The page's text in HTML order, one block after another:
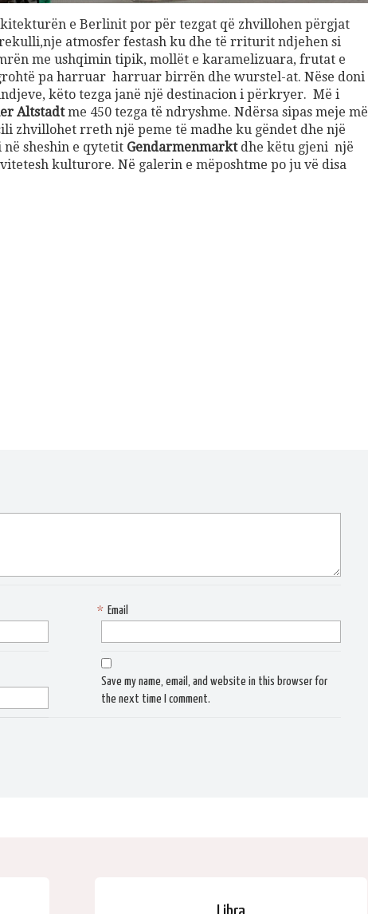
e Berlinit por për tezgat që zhvillohen përgjat
atmosfer festash ku dhe të rriturit ndjehen si
me ushqimin tipik, mollët e karamelizuara, frutat e
pa harruar harruar birrën dhe wurstel-at. Nëse doni
këto tezga janë një destinacion i përkryer. Më i
Altstadtme 450 tezga të ndryshme. Ndërsa sipas meje më
zhvillohet rreth një peme të madhe ku gëndet dhe një
sheshin e qytetit Gendarmenmarktdhe këtu gjeni një
kulturore. Në galerin e mëposhtme po ju vë disa
Email
*
Save my name, email, and website in this browser for
the next time I comment.
Jeto Dashuro Ushqehu
10 €
Add to cart